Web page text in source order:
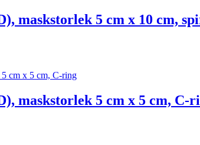
maskstorlek 5 cm x 10 cm,
maskstorlek 5 cm x 5 cm, C-